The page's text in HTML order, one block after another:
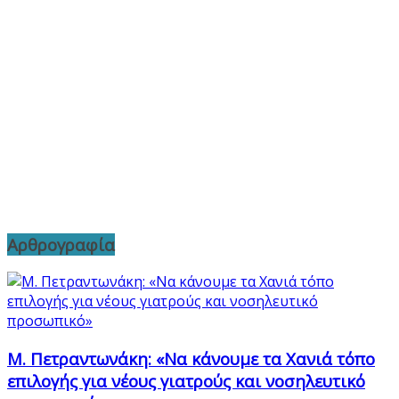
Αρθρογραφία
Μ. Πετραντωνάκη: «Να κάνουμε τα Χανιά τόπο
επιλογής για νέους γιατρούς και νοσηλευτικό